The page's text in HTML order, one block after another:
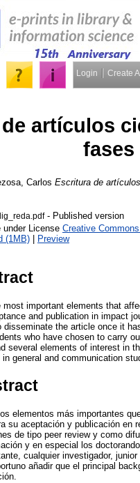
Login Create
artículos
Carlos Escritura de
- Published version
under License Creative
(1MB) | Preview
most important elements that
and publication in impact
disseminate the article once it
who have chosen to carry
several elements of interest in
general and communication
elementos más importantes
su aceptación y publicación en
de tipo peer review y como
y en especial los
cualquier investigador,
añadir que el principal